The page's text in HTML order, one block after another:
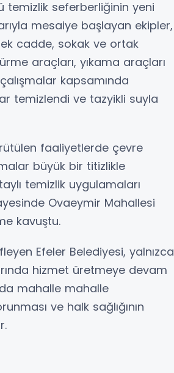
temizlik seferberliğinin yeni
mesaiye başlayan ekipler,
cadde, sokak ve ortak
araçları, yıkama araçları
kapsamında
temizlendi ve tazyikli suyla
faaliyetlerde çevre
büyük bir titizlikle
temizlik uygulamaları
Ovaeymir Mahallesi
kavuştu.
Efeler Belediyesi, yalnızca
hizmet üretmeye devam
mahalle mahalle
ve halk sağlığının